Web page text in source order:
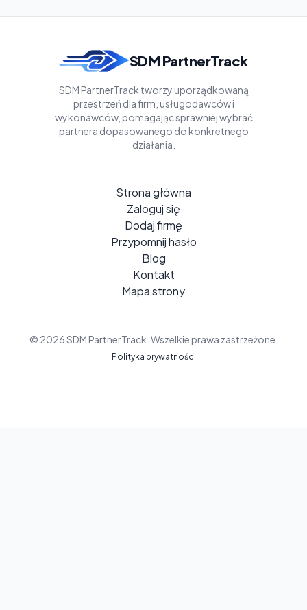
SDM PartnerTrack
SDM PartnerTrack tworzy uporządkowaną
przestrzeń dla firm, usługodawców i
wykonawców, pomagając sprawniej wybrać
partnera dopasowanego do konkretnego
działania.
Strona główna
Zaloguj się
Dodaj firmę
Przypomnij hasło
Blog
Kontakt
Mapa strony
© 2026 SDM PartnerTrack. Wszelkie prawa zastrzeżone.
Polityka prywatności